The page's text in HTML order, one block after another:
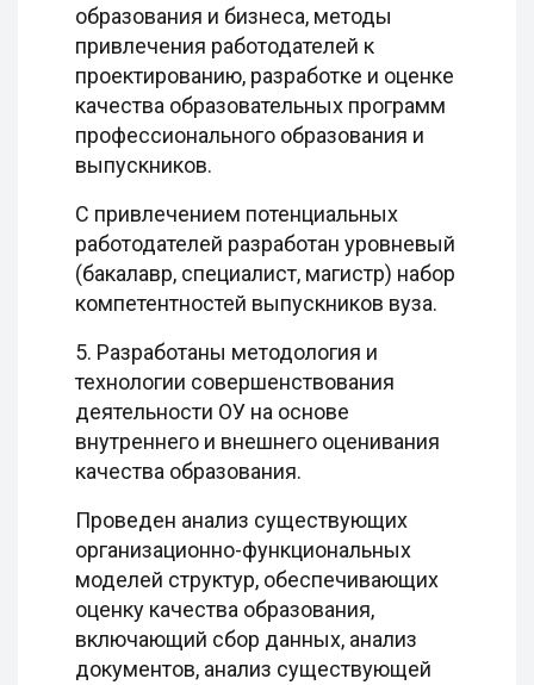
образования и бизнеса, методы
привлечения работодателей к
проектированию, разработке и оценке
качества образовательных программ
профессионального образования и
выпускников.
С привлечением потенциальных
работодателей разработан уровневый
(бакалавр, специалист, магистр) набор
компетентностей выпускников вуза.
5. Разработаны методология и
технологии совершенствования
деятельности ОУ на основе
внутреннего и внешнего оценивания
качества образования.
Проведен анализ существующих
организационно-функциональных
моделей структур, обеспечивающих
оценку качества образования,
включающий сбор данных, анализ
документов, анализ существующей